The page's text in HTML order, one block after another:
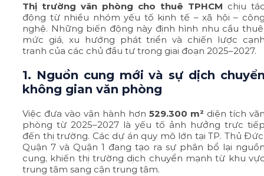
Thị trường văn phòng cho thuê TPHCM chịu
động từ nhiều nhóm yếu tố kinh tế – xã hội –
nghệ. Những biến động này định hình nhu cầu
mức giá, xu hướng phát triển và chiến lược
tranh của các chủ đầu tư trong giai đoạn 2025–2027.
1. Nguồn cung mới và sự dịch
không gian văn phòng
Việc đưa vào vận hành hơn 529.300 m² diện tích
phòng từ 2025–2027 là yếu tố ảnh hưởng trực
đến thị trường. Các dự án quy mô lớn tại TP. Thủ
Quận 7 và Quận 1 đang tạo ra sự phân bổ lại
cung, khiến thị trường dịch chuyển mạnh từ khu
trung tâm sang cận trung tâm.